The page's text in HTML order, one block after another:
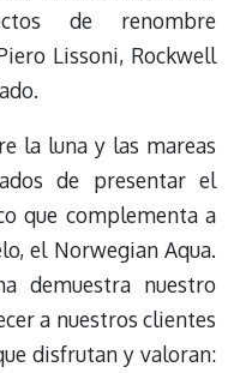
de renombre
Lissoni, Rockwell
la luna y las mareas
de presentar el
que complementa a
el Norwegian Aqua.
demuestra nuestro
a nuestros clientes
disfrutan y valoran: